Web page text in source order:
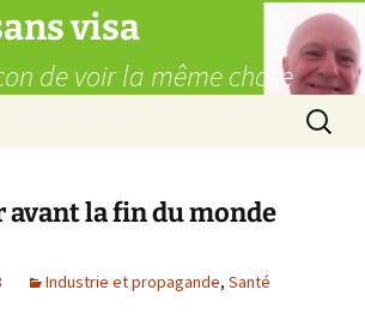
visa
de voir la même chose
la fin du monde
Industrie et propagande, Santé